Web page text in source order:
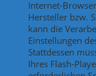
Internet-
Hersteller bzw.
kann die
Einstellungen
Stattdessen
Ihres Flash-